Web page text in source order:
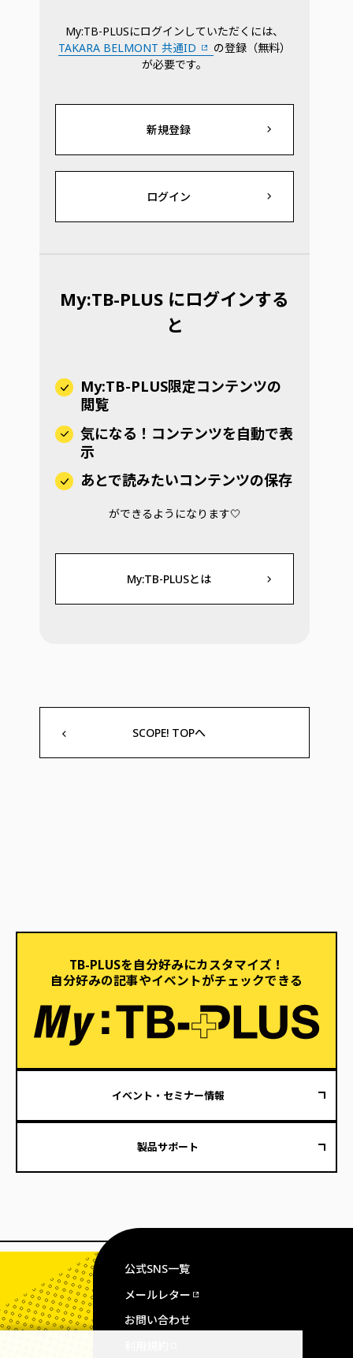
My:TB-PLUSにログインしていただくには、
TAKARA BELMONT 共通ID
の登録（無料）
が必要です。
新規登録
ログイン
My:TB-PLUS にログインする
と
My:TB-PLUS限定コンテンツの
閲覧
気になる！コンテンツを自動で表
示
あとで読みたいコンテンツの保存
ができるようになります🤍
My:TB-PLUSとは
SCOPE! TOPへ
TB-PLUSを自分好みにカスタマイズ！
自分好みの記事やイベントがチェックできる
イベント・セミナー情報
製品サポート
公式SNS一覧
メールレター
お問い合わせ